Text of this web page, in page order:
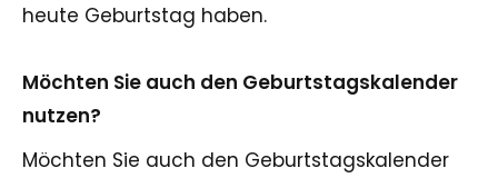
heute Geburtstag haben.
Möchten Sie auch den Geburtstagskalender
nutzen?
Möchten Sie auch den Geburtstagskalender